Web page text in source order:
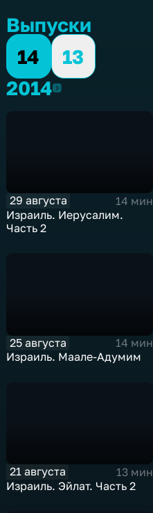
Выпуски
14
13
20142014
29 августа
14 мин
Израиль. Иерусалим.
Часть 2
25 августа
14 мин
Израиль. Маале-Адумим
21 августа
13 мин
Израиль. Эйлат. Часть 2